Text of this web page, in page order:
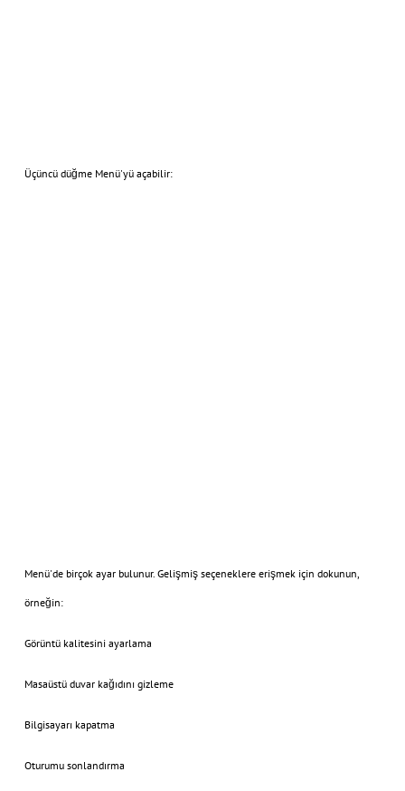
Üçüncü düğme Menü'yü açabilir:
Menü'de birçok ayar bulunur. Gelişmiş seçeneklere erişmek için dokunun,
örneğin:
Görüntü kalitesini ayarlama
Masaüstü duvar kağıdını gizleme
Bilgisayarı kapatma
Oturumu sonlandırma